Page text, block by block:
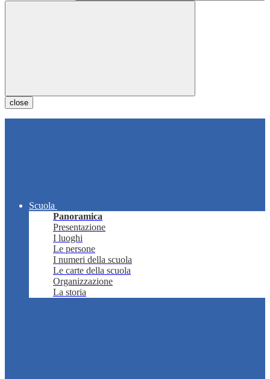
close
Scuola
Panoramica
Presentazione
I luoghi
Le persone
I numeri della scuola
Le carte della scuola
Organizzazione
La storia